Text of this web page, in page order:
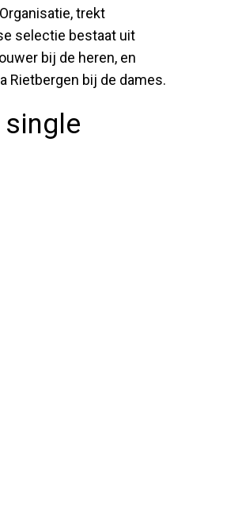
trekt
selectie bestaat uit
bij de heren, en
Rietbergen bij de dames.
single